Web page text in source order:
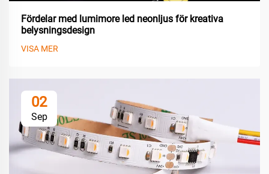
Fördelar med lumimore led neonljus för kreativa
belysningsdesign
VISA MER
02
Sep